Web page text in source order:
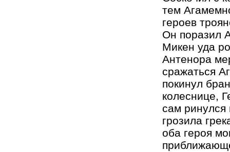
тем
героев
Он поразил
Микен уда
Антенора
сражаться
покинул
колеснице,
сам ринулся
грозила
оба героя